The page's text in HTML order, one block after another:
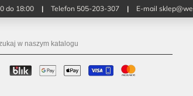
do 18:00 | Telefon 505-203-307 | E-mail